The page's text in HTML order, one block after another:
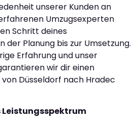
unserer Kunden an
Umzugsexperten
Schritt deines
der Planung bis zur Umsetzung.
Erfahrung und unser
wir dir einen
Düsseldorf nach Hradec
Leistungsspektrum